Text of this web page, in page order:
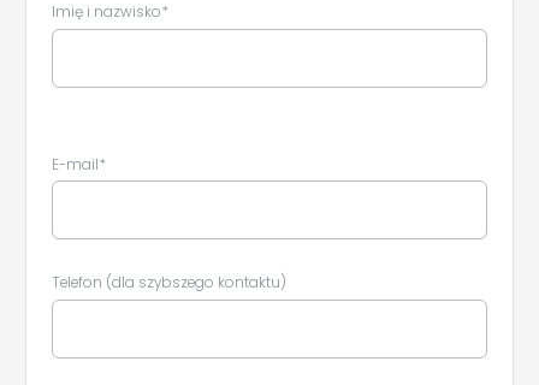
Imię i nazwisko*
E-mail*
Telefon (dla szybszego kontaktu)